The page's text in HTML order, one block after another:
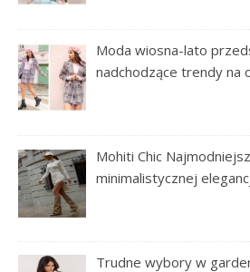
Moda wiosna-lato
nadchodzące trendy na
Mohiti Chic
minimalistycznej
Trudne wybory w